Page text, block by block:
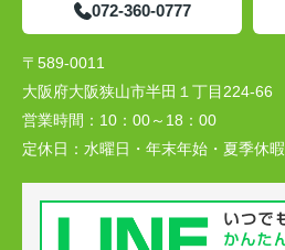
072-360-0777
〒589-0011
大阪府大阪狭山市半田１丁目224-66
営業時間： 10：00～18：00
定休日： 水曜日・年末年始・夏季休暇